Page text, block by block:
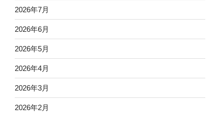
2026年7月
2026年6月
2026年5月
2026年4月
2026年3月
2026年2月